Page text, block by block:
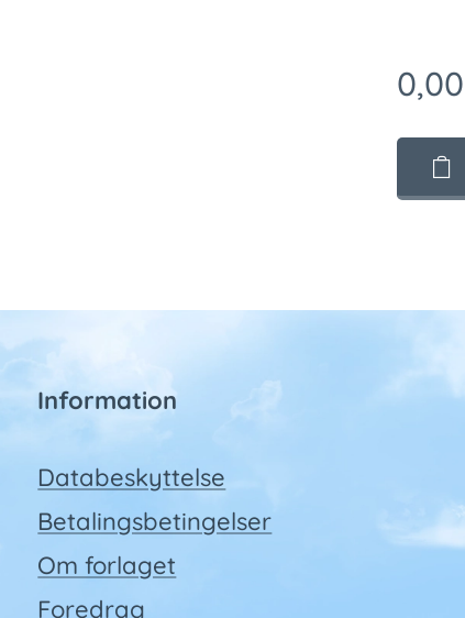
0,00
Information
Databeskyttelse
Betalingsbetingelser
Om forlaget
Foredrag